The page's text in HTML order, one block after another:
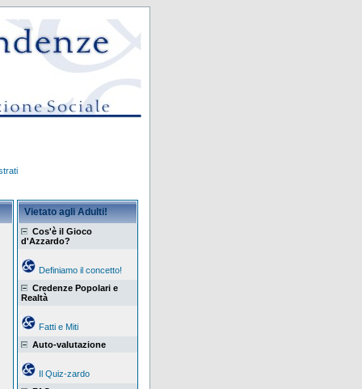
Vietato agli Adulti!
Cos'è il Gioco
d'Azzardo?
Definiamo il concetto!
Credenze Popolari e
Realtà
Fatti e Miti
Auto-valutazione
Il Quiz-zardo